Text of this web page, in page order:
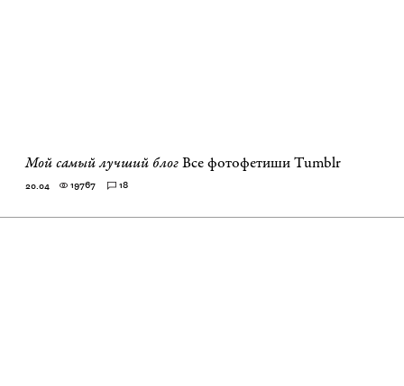
Мой самый лучший блогВсе фотофетиши Tumblr
20.04 19767 18